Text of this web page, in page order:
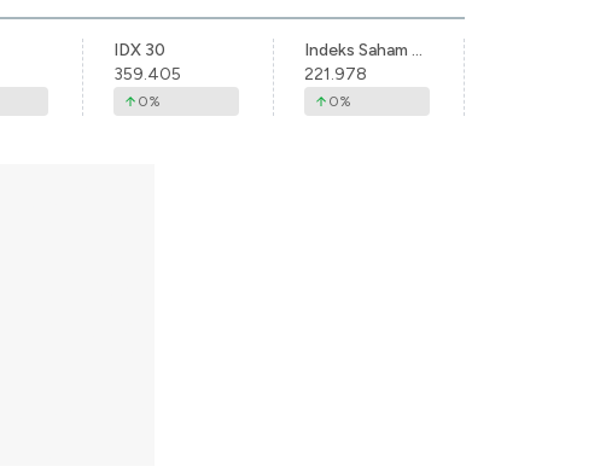
IDX 30
359.405
0%
Indeks Saham Syariah Indonesia
221.978
0%